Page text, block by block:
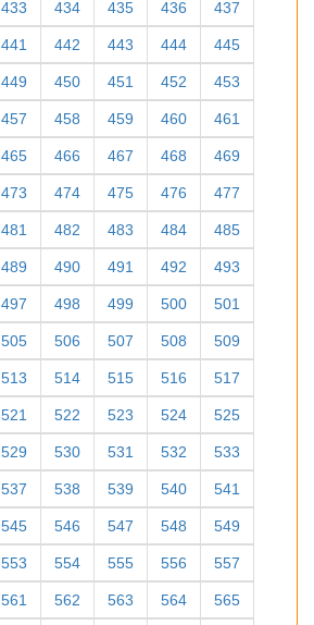
433 434 435 436 437
441 442 443 444 445
449 450 451 452 453
457 458 459 460 461
465 466 467 468 469
473 474 475 476 477
481 482 483 484 485
489 490 491 492 493
497 498 499 500 501
505 506 507 508 509
513 514 515 516 517
521 522 523 524 525
529 530 531 532 533
537 538 539 540 541
545 546 547 548 549
553 554 555 556 557
561 562 563 564 565